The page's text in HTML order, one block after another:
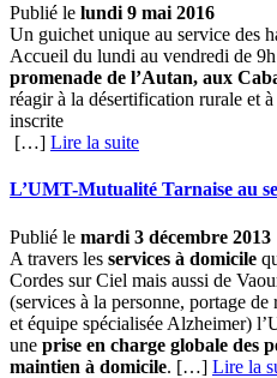
Publié le lundi 9 mai 2016
Un guichet unique au service des
Accueil du lundi au vendredi de
promenade de l’Autan, aux
réagir à la désertification rurale et
inscrite
[…] ­ Lire la suite
L’UMT-Mutualité Tarnaise au
Publié le mardi 3 décembre 2013
A travers les services à domicile
Cordes sur Ciel mais aussi de
(services à la personne, portage
et équipe spécialisée Alzheimer)
une prise en charge globale des
maintien à domicile. […] ­ Lire la